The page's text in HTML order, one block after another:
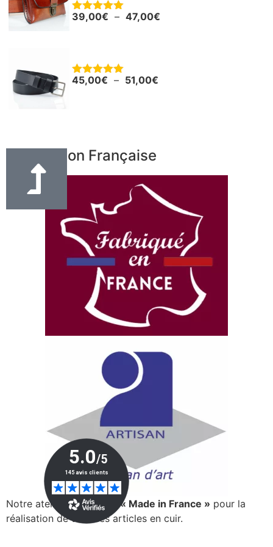
Note5.00
39,00€ – 47,00€
Note5.00
45,00€ – 51,00€
Fabrication Française
Notre atelier est certifié« Made in France » pour la
réalisation de tous ses articles en cuir.